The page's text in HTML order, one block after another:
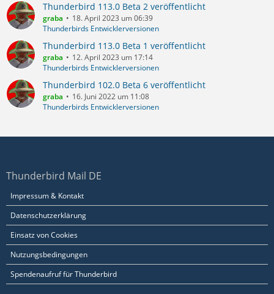
Thunderbird 113.0 Beta 2 veröffentlicht
graba
18. April 2023 um 06:39
Thunderbirds Entwicklerversionen
Thunderbird 113.0 Beta 1 veröffentlicht
graba
12. April 2023 um 17:14
Thunderbirds Entwicklerversionen
Thunderbird 102.0 Beta 6 veröffentlicht
graba
16. Juni 2022 um 11:08
Thunderbirds Entwicklerversionen
Thunderbird Mail DE
Impressum & Kontakt
Datenschutzerklärung
Einsatz von Cookies
Nutzungsbedingungen
Spendenaufruf für Thunderbird